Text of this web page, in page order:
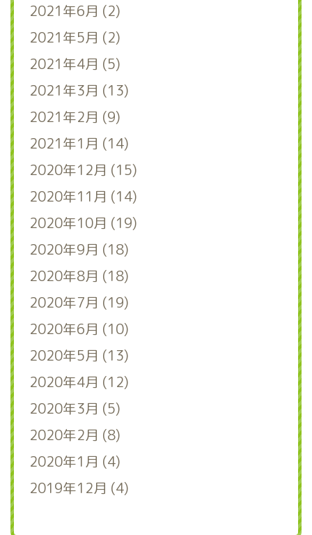
2021年6月 (2)
2021年5月 (2)
2021年4月 (5)
2021年3月 (13)
2021年2月 (9)
2021年1月 (14)
2020年12月 (15)
2020年11月 (14)
2020年10月 (19)
2020年9月 (18)
2020年8月 (18)
2020年7月 (19)
2020年6月 (10)
2020年5月 (13)
2020年4月 (12)
2020年3月 (5)
2020年2月 (8)
2020年1月 (4)
2019年12月 (4)